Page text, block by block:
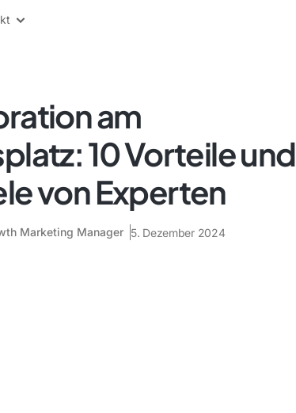
am
10 Vorteile und
von Experten
Marketing Manager 5. Dezember 2024